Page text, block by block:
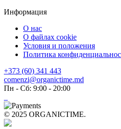
Информация
О нас
О файлах cookie
Условия и положения
Политика
+373 (60) 341 443
comenzi@organictime.md
Пн - Cб: 9:00 - 20:00
© 2025 ORGANICTIME.